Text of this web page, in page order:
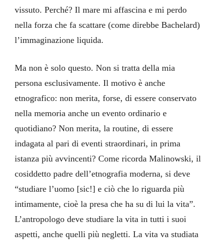
vissuto. Perché? Il mare mi affascina e mi perdo
nella forza che fa scattare (come direbbe Bachelard)
l’immaginazione liquida.
Ma non è solo questo. Non si tratta della mia
persona esclusivamente. Il motivo è anche
etnografico: non merita, forse, di essere conservato
nella memoria anche un evento ordinario e
quotidiano? Non merita, la routine, di essere
indagata al pari di eventi straordinari, in prima
istanza più avvincenti? Come ricorda Malinowski, il
cosiddetto padre dell’etnografia moderna, si deve
“studiare l’uomo [sic!] e ciò che lo riguarda più
intimamente, cioè la presa che ha su di lui la vita”.
L’antropologo deve studiare la vita in tutti i suoi
aspetti, anche quelli più negletti. La vita va studiata